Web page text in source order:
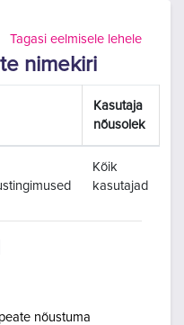
Tagasi eelmisele lehele
nimekiri
Kasutaja
nõusolek
Kõik
kasutajad
nõustuma